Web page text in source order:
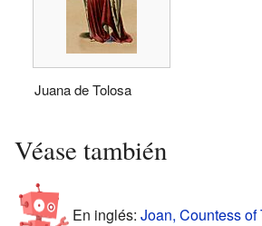
Juana de Tolosa
Véase también
En inglés: Joan, Countess of